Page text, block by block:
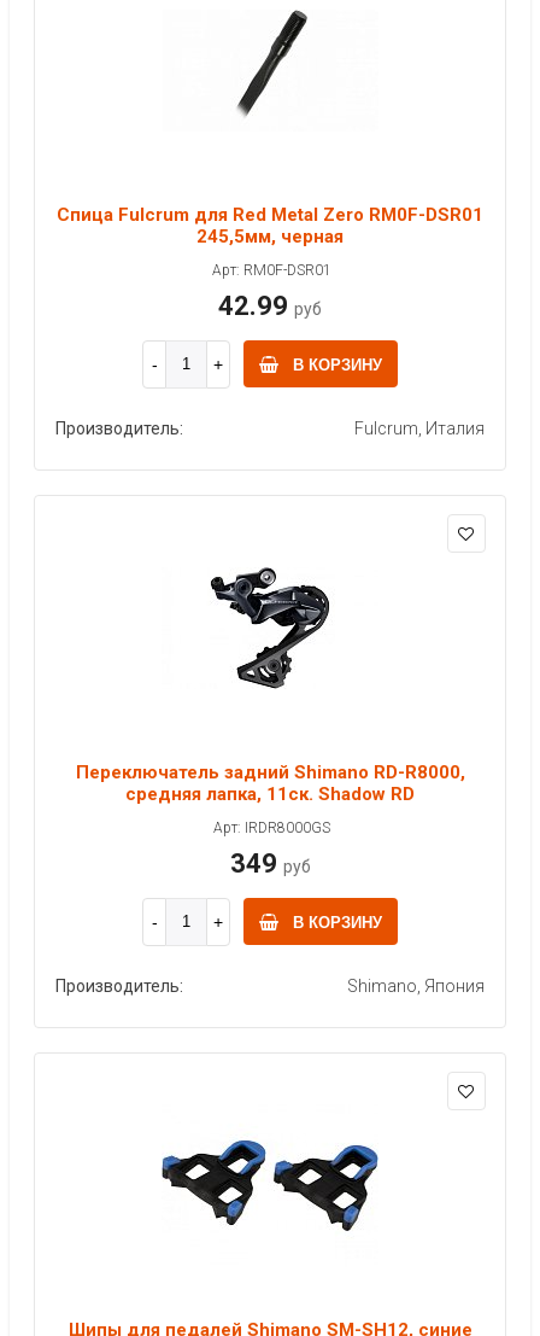
Спица Fulcrum для Red Metal Zero RM0F-DSR01
245,5мм, черная
Арт: RM0F-DSR01
42.99 руб
В КОРЗИНУ
Производитель: Fulcrum, Италия
Переключатель задний Shimano RD-R8000,
средняя лапка, 11ск. Shadow RD
Арт: IRDR8000GS
349 руб
В КОРЗИНУ
Производитель: Shimano, Япония
Шипы для педалей Shimano SM-SH12, синие